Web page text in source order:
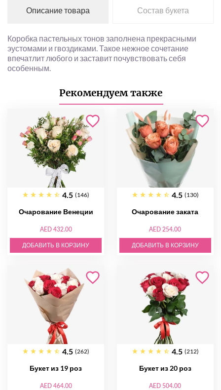
Описание товара Состав букета
Коробка пастельных тонов заполнена прекрасными
эустомами и гвоздиками. Такое нежное сочетание
впечатлит любого и заставит почувствовать себя
особенным.
Рекомендуем также
4.5 (146)
Очарование Венеции
AED 432.00
ДОБАВИТЬ В КОРЗИНУ
4.5 (130)
Очарование заката
AED 254.00
ДОБАВИТЬ В КОРЗИНУ
4.5 (262)
Букет из 19 роз
AED 464.00
4.5 (212)
Букет из 20 роз
AED 504.00